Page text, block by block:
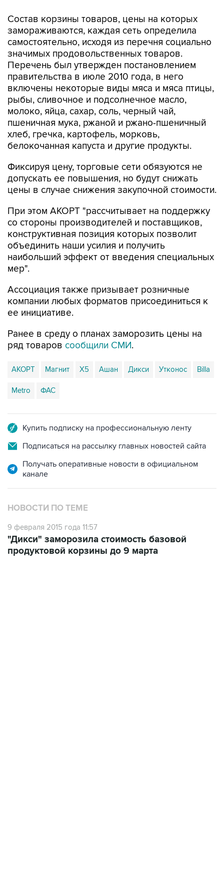
самостоятельно, исходя из перечня социально
значимых продовольственных товаров.
Перечень был утвержден постановлением
правительства в июле 2010 года, в него
включены некоторые виды мяса и мяса птицы,
рыбы, сливочное и подсолнечное масло,
молоко, яйца, сахар, соль, черный чай,
пшеничная мука, ржаной и ржано-пшеничный
хлеб, гречка, картофель, морковь,
белокочанная капуста и другие продукты.
Фиксируя цену, торговые сети обязуются не
цены в случае снижения закупочной стоимости.
При этом АКОРТ "рассчитывает на поддержку
конструктивная позиция которых позволит
объединить наши усилия и получить
наибольший эффект от введения специальных
мер".
Ассоциация также призывает розничные
ее инициативе.
Ранее в среду о планах заморозить цены на
АКОРТ Магнит X5 Ашан Дикси
Metro ФАС
Подписаться на рассылку главных новостей сайта
Получать оперативные новости в официальном
НОВОСТИ ПО ТЕМЕ
9 февраля 2015 года 11:57
продуктовой корзины до 9 марта